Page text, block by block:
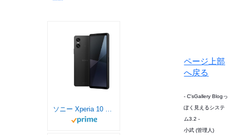
ソニー Xperia 10 VI/SIMフリースマホ/ブラック/XQ-ES44 B1JPCX0 【日本正規代理店品】 / 防水/防塵/Snapdragon® 6 Gen 1 Mobile Platform / ストレージ6GB･128GB
ページ上部
へ戻る
- C'sGallery Blogっ
ぽく見えるシステ
ム3.2 -
小武 (管理人)